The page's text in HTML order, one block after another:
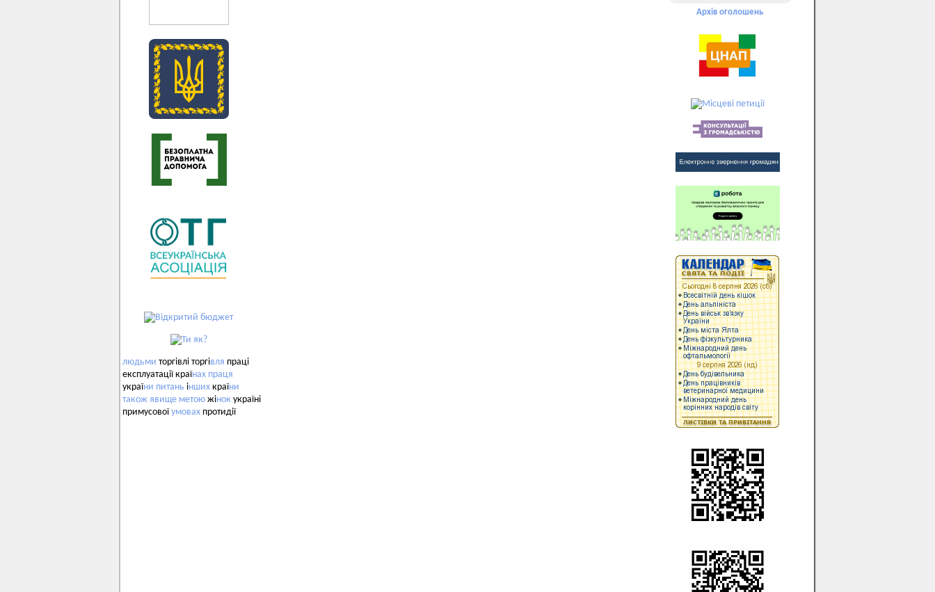
людьми торгівлі торгівля праці
експлуатації країнах праця
україни питань інших країни
також явище метою жінок україні
примусовоїумовах протидії
Архів оголошень